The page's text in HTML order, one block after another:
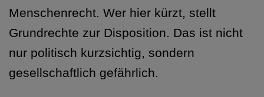
Menschenrecht. Wer hier kürzt, stellt
Grundrechte zur Disposition. Das ist nicht
nur politisch kurzsichtig, sondern
gesellschaftlich gefährlich.